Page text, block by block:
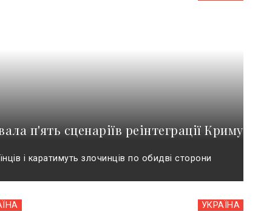
п'ять сценаріїв реінтеграції Криму
і каратимуть злочинців по обидві сторони
УКРАЇНА